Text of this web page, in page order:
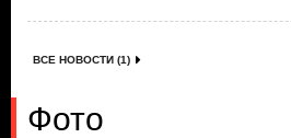
ВСЕ НОВОСТИ (1)
Фото